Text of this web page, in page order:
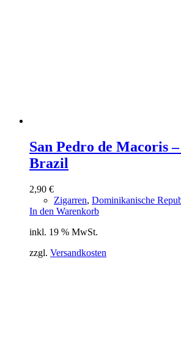
San Pedro de Macoris
Brazil
2,90 €
Zigarren, Dominikanische
In den Warenkorb
inkl. 19 % MwSt.
zzgl. Versandkosten